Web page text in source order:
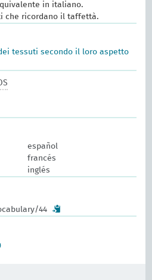
in italiano.
che ricordano il taffettà.
tessuti secondo il loro aspetto
español
francés
inglés
44